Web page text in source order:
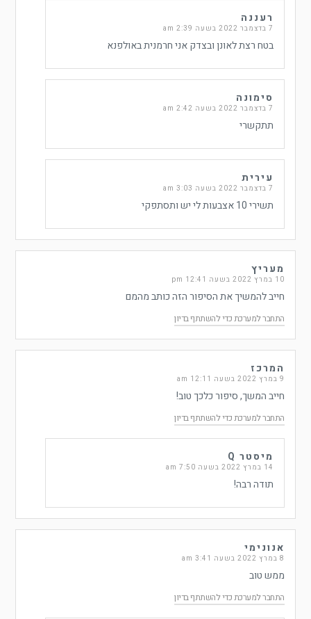
רעננה
7 בדצמבר 2022 בשעה 2:39 am
בטח רצת לאונן ובצדק אני חרמנית באולפנא
סימונה
7 בדצמבר 2022 בשעה 2:42 am
תתקשרי
עירית
7 בדצמבר 2022 בשעה 3:03 am
תשירי 10 אצבעות לי יש ותסתפקי
מעריץ
10 במרץ 2022 בשעה 12:41 pm
חייב להמשיך את הסיפור הזה כותב מהמם
התחבר למערכת כדי להשתתף בדיון
המרכז
9 במרץ 2022 בשעה 12:11 am
חייב המשך, סיפור כלכך טוב!
התחבר למערכת כדי להשתתף בדיון
מיסטר Q
14 במרץ 2022 בשעה 7:50 am
תודה רבה!
אנונימי
8 במרץ 2022 בשעה 3:41 am
ממש טוב
התחבר למערכת כדי להשתתף בדיון